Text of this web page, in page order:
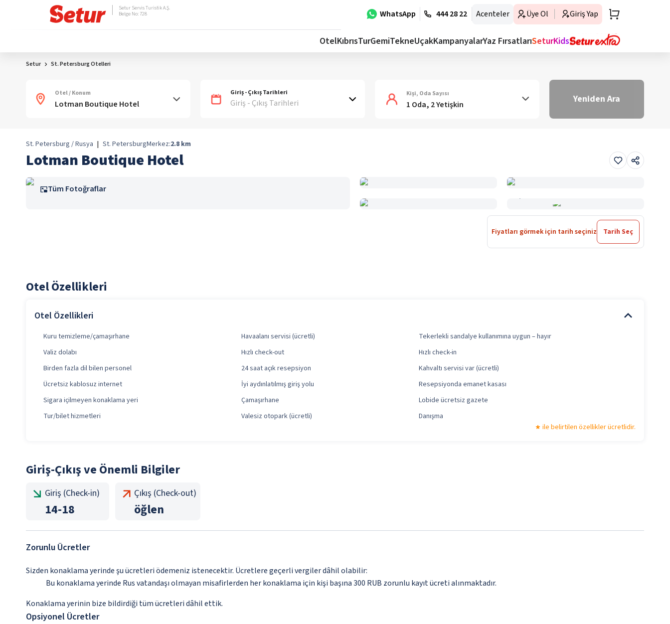
WhatsApp 444 28 22 Acenteler Üye Ol Giriş Yap
Setur Servis Turistik A.Ş.
Belge No: 728
OtelKıbrısTurGemiTekneUçakKampanyalarYaz FırsatlarıSeturKids
Setur St. Petersburg Otelleri
Otel / Konum Giriş - Çıkış Tarihleri
Giriş - Çıkış Tarihleri
Kişi, Oda Sayısı
1 Oda, 2 Yetişkin Yeniden Ara
St. Petersburg / Rusya | St. PetersburgMerkez:2.8 km
Lotman Boutique Hotel
Tüm Fotoğraflar
Fiyatları görmek için tarih seçiniz Tarih Seç
Otel Özellikleri
Otel Özellikleri
Kuru temizleme/çamaşırhane Havaalanı servisi (ücretli)
Tekerlekli sandalye kullanımına uygun – hayır
Valiz dolabı
Hızlı check-out
Hızlı check-in
Birden fazla dil bilen personel
24 saat açık resepsiyon
Kahvaltı servisi var (ücretli)
Ücretsiz kablosuz internet
İyi aydınlatılmış giriş yolu
Resepsiyonda emanet kasası
Sigara içilmeyen konaklama yeri
Çamaşırhane
Lobide ücretsiz gazete
Tur/bilet hizmetleri
Valesiz otopark (ücretli)
Danışma
ile belirtilen özellikler ücretlidir.
Giriş-Çıkış ve Önemli Bilgiler
Giriş (Check-in)
14-18
Çıkış (Check-out)
öğlen
Zorunlu Ücretler
Sizden konaklama yerinde şu ücretleri ödemeniz istenecektir. Ücretlere geçerli vergiler dâhil olabilir:
Bu konaklama yerinde Rus vatandaşı olmayan misafirlerden her konaklama için kişi başına 300 RUB zorunlu kayıt ücreti alınmaktadır.
Konaklama yerinin bize bildirdiği tüm ücretleri dâhil ettik.
Opsiyonel Ücretler